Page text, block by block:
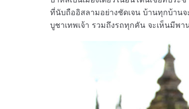
ที่นับถืออิสลามอย่างชัดเจน บ้านทุกบ้านจ
บูชาเทพเจ้า รวมถึงรถทุกคัน จะเห็นมีพา